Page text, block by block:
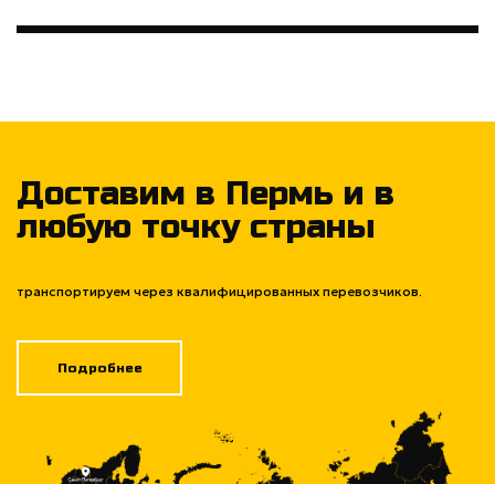
Доставим в Пермь и в
любую точку страны
транспортируем через квалифицированных перевозчиков.
Подробнее